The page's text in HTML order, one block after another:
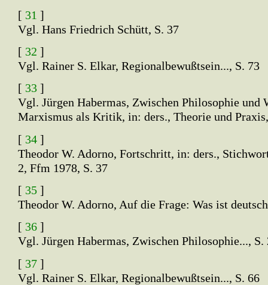
[ 31 ]
Vgl. Hans Friedrich Schütt, S. 37
[ 32 ]
Vgl. Rainer S. Elkar, Regionalbewußtsein..., S. 73
[ 33 ]
Vgl. Jürgen Habermas, Zwischen Philosophie und
Marxismus als Kritik, in: ders., Theorie und
[ 34 ]
Theodor W. Adorno, Fortschritt, in: ders.,
2, Ffm 1978, S. 37
[ 35 ]
Theodor W. Adorno, Auf die Frage: Was ist
[ 36 ]
Vgl. Jürgen Habermas, Zwischen Philosophie..., S.
[ 37 ]
Vgl. Rainer S. Elkar, Regionalbewußtsein..., S. 66